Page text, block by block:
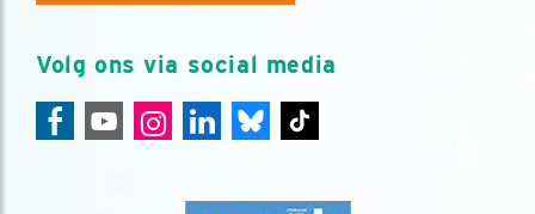
Volg ons via social media